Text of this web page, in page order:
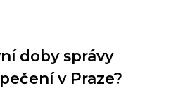
doby správy
v Praze?